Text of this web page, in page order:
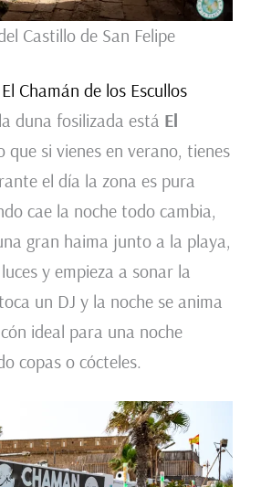
Castillo de San Felipe
Chamán de los Escullos
duna fosilizada está El
que si vienes en verano, tienes
el día la zona es pura
cae la noche todo cambia,
gran haima junto a la playa,
y empieza a sonar la
un DJ y la noche se anima
ideal para una noche
copas o cócteles.